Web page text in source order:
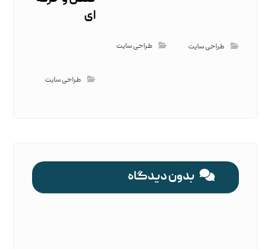
طراحی سایت طراحی سایت
‌ای
طراحی سایت
بدون دیدگاه